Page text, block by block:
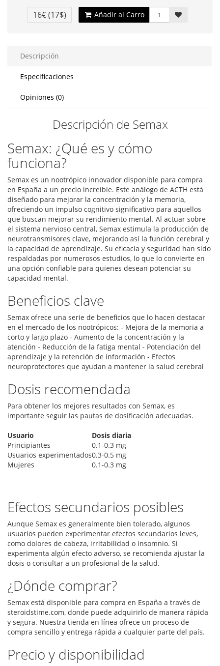
16€(17$) Añadir al Carro
Descripción
Especificaciones
Opiniones (0)
Descripción de Semax
Semax: ¿Qué es y cómo
funciona?
Semax es un nootrópico innovador disponible para compra
en España a un precio increíble. Este análogo de ACTH está
diseñado para mejorar la concentración y la memoria,
ofreciendo un impulso cognitivo significativo para aquellos
que buscan mejorar su rendimiento mental. Al actuar sobre
el sistema nervioso central, Semax estimula la producción de
neurotransmisores clave, mejorando así la función cerebral y
la capacidad de aprendizaje. Su eficacia y seguridad han sido
respaldadas por numerosos estudios, lo que lo convierte en
una opción confiable para quienes desean potenciar su
capacidad mental.
Beneficios clave
Semax ofrece una serie de beneficios que lo hacen destacar
en el mercado de los nootrópicos: - Mejora de la memoria a
corto y largo plazo - Aumento de la concentración y la
atención - Reducción de la fatiga mental - Potenciación del
aprendizaje y la retención de información - Efectos
neuroprotectores que ayudan a mantener la salud cerebral
Dosis recomendada
Para obtener los mejores resultados con Semax, es
importante seguir las pautas de dosificación adecuadas.
Usuario
Dosis diaria
Principiantes
0.1-0.3 mg
Usuarios experimentados0.3-0.5 mg
Mujeres
0.1-0.3 mg
Efectos secundarios posibles
Aunque Semax es generalmente bien tolerado, algunos
usuarios pueden experimentar efectos secundarios leves,
como dolores de cabeza, irritabilidad o insomnio. Si
experimenta algún efecto adverso, se recomienda ajustar la
dosis o consultar a un profesional de la salud.
¿Dónde comprar?
Semax está disponible para compra en España a través de
steroidstime.com, donde puede adquirirlo de manera rápida
y segura. Nuestra tienda en línea ofrece un proceso de
compra sencillo y entrega rápida a cualquier parte del país.
Precio y disponibilidad